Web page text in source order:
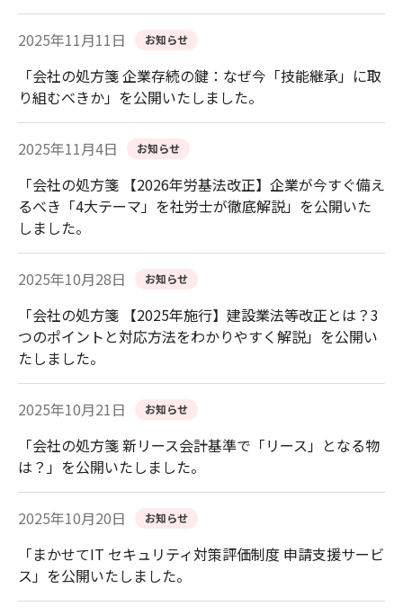
2025年11月11日 お知らせ
「会社の処方箋 企業存続の鍵：なぜ今「技能継承」に取
り組むべきか」を公開いたしました。
2025年11月4日 お知らせ
「会社の処方箋 【2026年労基法改正】企業が今すぐ備え
るべき「4大テーマ」を社労士が徹底解説」を公開いた
しました。
2025年10月28日 お知らせ
「会社の処方箋 【2025年施行】建設業法等改正とは？3
つのポイントと対応方法をわかりやすく解説」を公開い
たしました。
2025年10月21日 お知らせ
「会社の処方箋 新リース会計基準で「リース」となる物
は？」を公開いたしました。
2025年10月20日 お知らせ
「まかせてIT セキュリティ対策評価制度 申請支援サービ
ス」を公開いたしました。